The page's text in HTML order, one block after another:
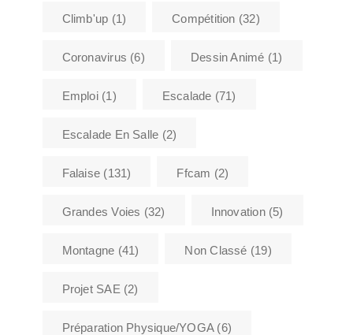
Climb'up (1) Compétition (32)
Coronavirus (6) Dessin Animé (1)
Emploi(1) Escalade (71)
Escalade En Salle (2)
Falaise (131) Ffcam (2)
Grandes Voies (32) Innovation(5)
Montagne (41) Non Classé (19)
Projet SAE (2)
Préparation Physique/YOGA(6)